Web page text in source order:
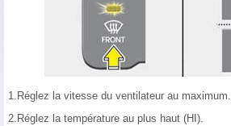
1.Réglez la vitesse du ventilateur au maximum.
2.Réglez la température au plus haut (HI).